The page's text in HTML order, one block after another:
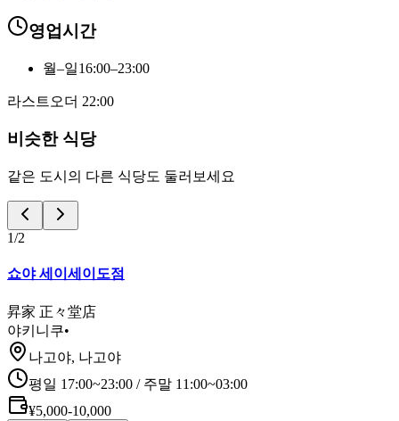
영업시간
월–일16:00–23:00
라스트오더 22:00
비슷한 식당
같은 도시의 다른 식당도 둘러보세요
1/2
쇼야 세이세이도점
昇家 正々堂店
야키니쿠•
나고야, 나고야
평일 17:00~23:00 / 주말 11:00~03:00
¥5,000-10,000